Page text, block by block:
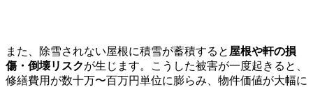
また、除雪されない屋根に積雪が蓄積すると 屋根や軒の損
傷・倒壊リスクが生じます。こうした被害が一度起きると、
修繕費用が数十万〜百万円単位に膨らみ、物件価値が大幅に